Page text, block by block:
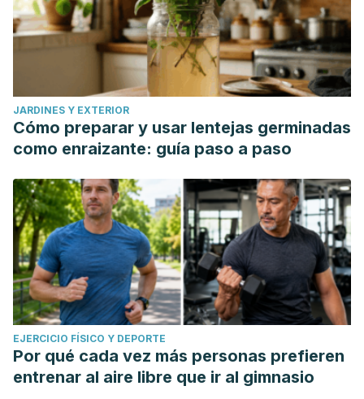
JARDINES Y EXTERIOR
Cómo preparar y usar lentejas germinadas
como enraizante: guía paso a paso
EJERCICIO FÍSICO Y DEPORTE
Por qué cada vez más personas prefieren
entrenar al aire libre que ir al gimnasio